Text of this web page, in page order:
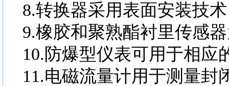
8.转换器采用表面安装技
9.橡胶和聚熟酯衬里传感
10.防爆型仪表可用于相应
11.电磁流量计用于测量封